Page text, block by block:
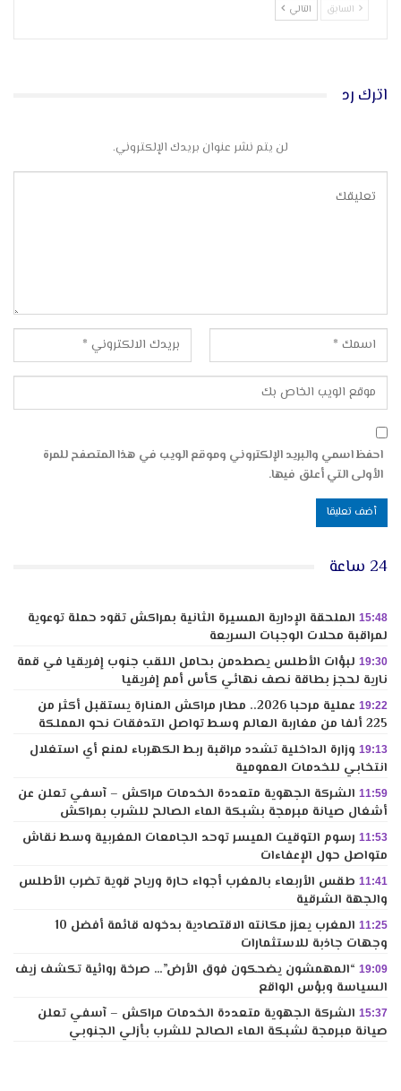
السابق التالي
اترك رد
لن يتم نشر عنوان بريدك الإلكتروني.
احفظ اسمي والبريد الإلكتروني وموقع الويب في هذا المتصفح للمرة
الأولى التي أعلق فيها.
24 ساعة
15:48 الملحقة الإدارية المسيرة الثانية بمراكش تقود حملة توعوية
لمراقبة محلات الوجبات السريعة
19:30 لبؤات الأطلس يصطدمن بحامل اللقب جنوب إفريقيا في قمة
نارية لحجز بطاقة نصف نهائي كأس أمم إفريقيا
19:22
عملية مرحبا 2026.. مطار مراكش المنارة يستقبل أكثر من
225 ألفا من مغاربة العالم وسط تواصل التدفقات نحو المملكة
19:13 وزارة الداخلية تشدد مراقبة ربط الكهرباء لمنع أي استغلال
انتخابي للخدمات العمومية
11:59 الشركة الجهوية متعددة الخدمات مراكش – آسفي تعلن عن
أشغال صيانة مبرمجة بشبكة الماء الصالح للشرب بمراكش
11:53 رسوم التوقيت الميسر توحد الجامعات المغربية وسط نقاش
متواصل حول الإعفاءات
11:41 طقس الأربعاء بالمغرب أجواء حارة ورياح قوية تضرب الأطلس
والجهة الشرقية
11:25
المغرب يعزز مكانته الاقتصادية بدخوله قائمة أفضل 10
وجهات جاذبة للاستثمارات
19:09 “المهمشون يضحكون فوق الأرض”… صرخة روائية تكشف زيف
السياسة وبؤس الواقع
15:37 الشركة الجهوية متعددة الخدمات مراكش – آسفي تعلن
صيانة مبرمجة لشبكة الماء الصالح للشرب بأزلي الجنوبي